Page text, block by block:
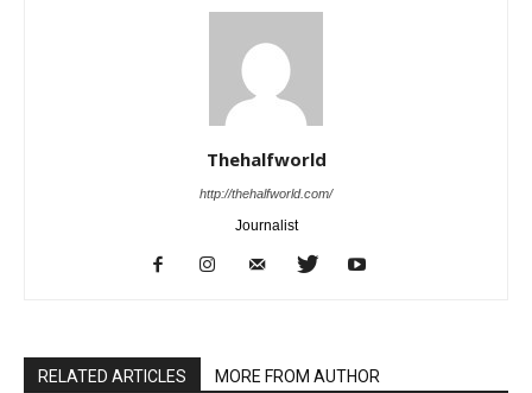
Thehalfworld
http://thehalfworld.com/
Journalist
RELATED ARTICLES MORE FROM AUTHOR